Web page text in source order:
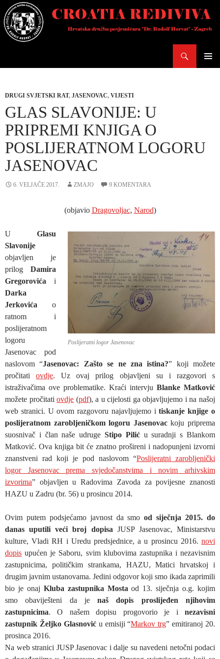
Skoči
do
sadržaja
DRUGI SVJETSKI RAT, JASENOVAC, VIJESTI
GLAS SLAVONIJE: U
PRIPREMI KNJIGA O
POSLIJERATNOM LOGORU
JASENOVAC
6. VELJAČE 2017. ZMAJO 9 KOMENTARA
(objavio Dragovoljac, Narod)
Poslijeratni logor Jasenovac
U Glasu
Slavonije
objavljen je
prilog Damira
Gregorovića i
Darka
Jerkovića o
ratnom i
poslijeratnom
logoru
Jasenovac pod
naslovom “Jasenovac: Zašto se ne zna istina?” koji možete
pročitatiovdje. Uz ovaj prilog objavljeni su i razgovori s
istraživačima ove problematike. Kraći intervju Blanke Matković
možete pročitatiovdje (pdf), a u cijelosti ga objavljujemo i na našoj
web stranici. U ovom razgovoru najavljujemo itiskanje knjige o
poslijeratnom zarobljeničkom logoru Jasenovackoju priprema
suosnivač i član naše udruge Stipo Piliću suradnji s Blankom
Matković. Ova knjiga bit će znatno prošireni i nadopunjeni izvorni
znanstveni rad koji je pod naslovom “Poslijeratni zarobljenički
logor Jasenovac prema svjedočanstvima i novim arhivskim
izvorima” objavljen u Radovima Zavoda za povijesne znanosti
HAZU u Zadru (br. 56) u prosincu 2014.
Ovim putem podsjećamo javnost da smood siječnja 2015. do
danas uputili veći broj dopisa JUSP Jasenovac, Ministarstvu
kulture, Vladi RH i Uredu predsjednice, a u prosincu 2016. novi
dopis upućen je Saboru, svim klubovima zastupnika i nezavisnim
zastupnicima, političkim strankama, HAZU, Matici hrvatskoj i
drugim javnim ustanovama. Jedini odgovor koji smo ikada zaprimili
bio je onaj Kluba zastupnika Mosta od 13. siječnja o.g. kojim
smo obaviješteni da jenaš dopis proslijeđen njihovim
zastupnicima. O našem dopisu progovorio je i nezavisni
zastupnik Željko Glasnoviću emisiji “Markov trg” emitiranoj 20.
prosinca 2016.
Na web stranici JUSP Jasenovac i dalje su navedeni netočni podaci